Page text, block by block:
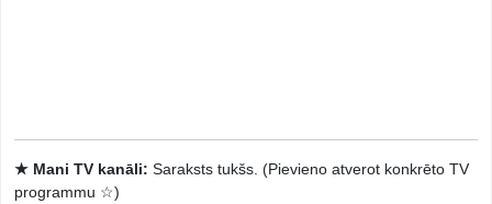
★ Mani TV kanāli: Saraksts tukšs. (Pievieno atverot konkrēto TV
programmu ☆)